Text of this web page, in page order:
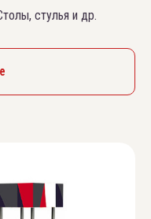
стулья и др.